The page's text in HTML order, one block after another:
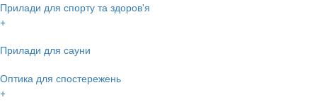
Прилади для спорту та здоров'я
+
Прилади для сауни
Оптика для спостережень
+